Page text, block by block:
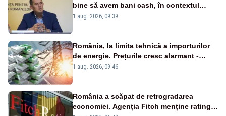
bine să avem bani cash, în contextul
alertei energetice?
1 aug. 2026, 09:39
România, la limita tehnică a importurilor
de energie. Prețurile cresc alarmant -
Analiză Realitatea Plus
1 aug. 2026, 09:46
România a scăpat de retrogradarea
economiei. Agenția Fitch menține ratingul